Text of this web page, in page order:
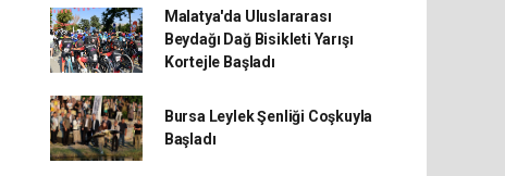
Malatya'da Uluslararası
Beydağı Dağ Bisikleti Yarışı
Kortejle Başladı
Bursa Leylek Şenliği Coşkuyla
Başladı